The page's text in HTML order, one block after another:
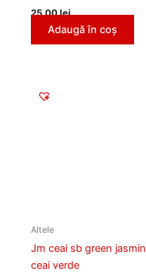
25,00lei
Adaugă în coș
Altele
Jm ceai sb green jasmin
ceai verde